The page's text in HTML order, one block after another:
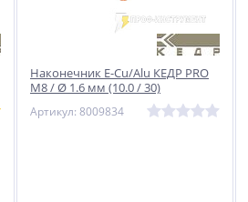
Наконечник E-Cu/Alu КЕДР PRO
М8 / Ø 1.6 мм (10.0 / 30)
Артикул: 8009834